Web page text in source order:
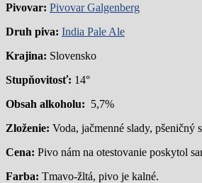
Pivovar: Pivovar Galgenberg
Druh piva: India Pale Ale
Krajina: Slovensko
Stupňovitosť: 14°
Obsah alkoholu: 5,7%
Zloženie: Voda, jačmenné slady,
Cena: Pivo nám na otestovanie poskytol
Farba: Tmavo-žltá, pivo je kalné.